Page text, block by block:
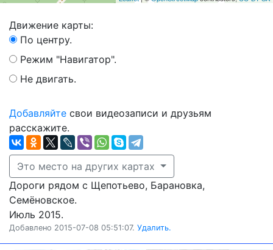
Движение карты:
По центру.
Режим "Навигатор".
Не двигать.
Добавляйте свои видеозаписи и друзьям
расскажите.
Это место на других картах
Дороги рядом с Щепотьево, Барановка,
Семёновское.
Июль 2015.
Добавлено 2015-07-08 05:51:07. Удалить.